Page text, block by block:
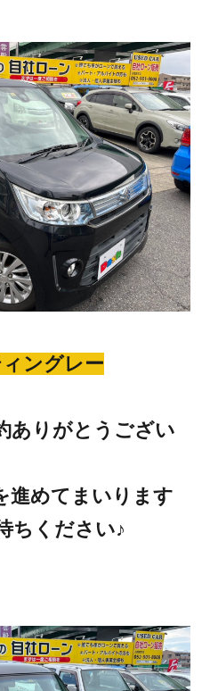
ングレー
ありがとうござい
進めてまいります
ちください♪